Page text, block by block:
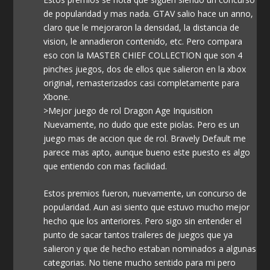
de popularidad y mas nada. GTAV salio hace un anno,
claro que le mejoraron la densidad, la distancia de
vision, le annadieron contenido, etc. Pero compara
eso con la MASTER CHIEF COLLECTION que son 4
pinches juegos, dos de ellos que salieron en la xbox
original, remasterizados casi completamente para
Xbone.
>Mejor juego de rol Dragon Age Inquisition
Nuevamente, no dudo que este piolas. Pero es un
juego mas de accion que de rol. Bravely Default me
parece mas apto, aunque bueno este puesto es algo
que entiendo con mas facilidad.
Estos premios fueron, nuevamente, un concurso de
popularidad. Aun asi siento que estuvo mucho mejor
hecho que los anteriores. Pero sigo sin entender el
punto de sacar tantos traileres de juegos que ya
salieron y que de hecho estaban nominados a algunas
categorias. No tiene mucho sentido para mi pero